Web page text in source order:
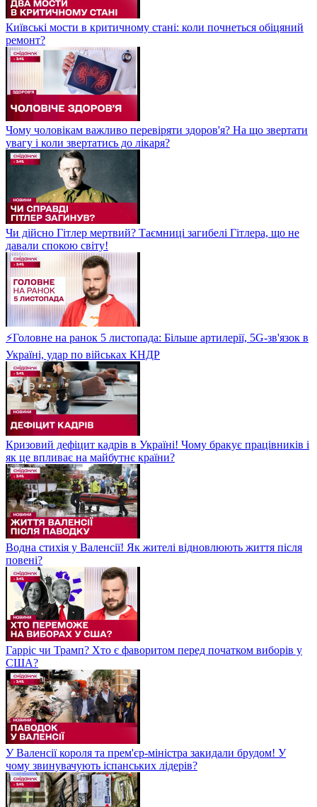
Київські мости в критичному стані: коли почнеться обіцяний
ремонт?
Чому чоловікам важливо перевіряти здоров'я? На що звертати
увагу і коли звертатись до лікаря?
Чи дійсно Гітлер мертвий? Таємниці загибелі Гітлера, що не
давали спокою світу!
⚡Головне на ранок 5 листопада: Більше артилерії, 5G-зв'язок в
Україні, удар по військах КНДР
Кризовий дефіцит кадрів в Україні! Чому бракує працівників і
як це впливає на майбутнє країни?
Водна стихія у Валенсії! Як жителі відновлюють життя після
повені?
Гарріс чи Трамп? Хто є фаворитом перед початком виборів у
США?
У Валенсії короля та прем'єр-міністра закидали брудом! У
чому звинувачують іспанських лідерів?